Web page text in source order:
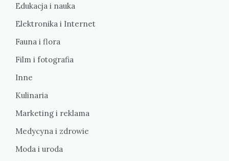
Edukacja i nauka
Elektronika i Internet
Fauna i flora
Film i fotografia
Inne
Kulinaria
Marketing i reklama
Medycyna i zdrowie
Moda i uroda